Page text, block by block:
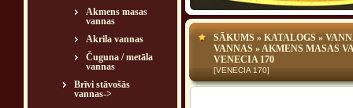
Akmens masas
vannas
Akrila vannas
Čuguna / metāla
vannas
Brīvi stāvošās
vannas->
SĀKUMS » KATALOGS »
VANNAS »AKMENS MASAS
VENECIA 170
[VENECIA 170]